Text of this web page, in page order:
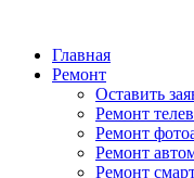
Главная
Ремонт
Оставить
Ремонт
Ремонт
Ремонт
Ремонт